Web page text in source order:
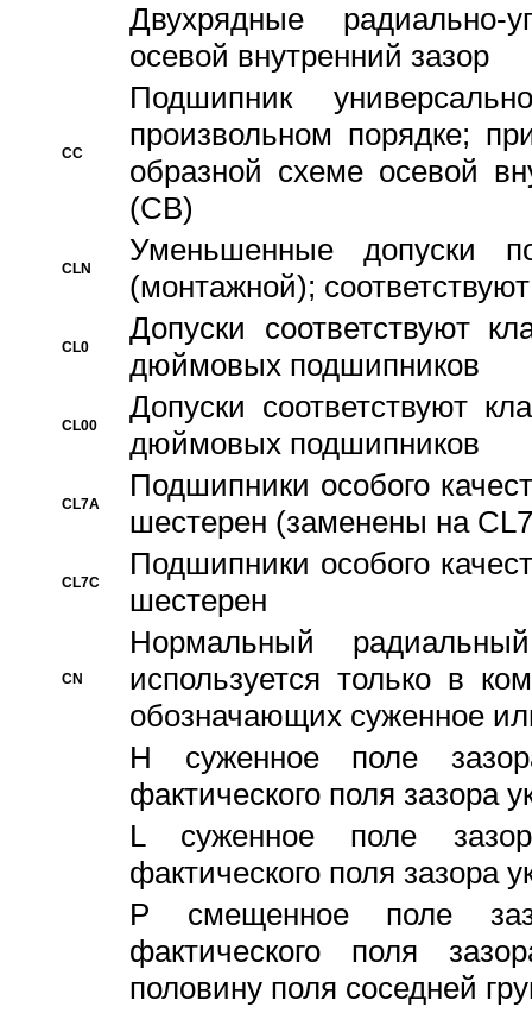
Двухрядные радиально-
осевой внутренний зазор
CC
Подшипник
произвольном порядке;
образной схеме осевой
(CB)
CLN
Уменьшенные
(монтажной);
CL0
Допуски соответствуют
дюймовых подшипников
CL00
Допуски соответствуют
дюймовых подшипников
CL7A
Подшипники особого
шестерен (заменены на
CL7C
Подшипники особого
шестерен
CN
Hормальный
используется только в
обозначающих суженное
H суженное поле
фактического поля зазора
L суженное поле
фактического поля зазора
P смещенное поле
фактического поля
половину поля соседней